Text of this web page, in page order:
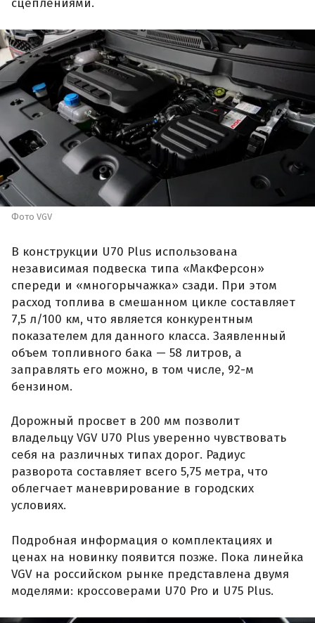
сцеплениями.
Фото VGV
В конструкции U70 Plus использована
независимая подвеска типа «МакФерсон»
спереди и «многорычажка» сзади. При этом
расход топлива в смешанном цикле составляет
7,5 л/100 км, что является конкурентным
показателем для данного класса. Заявленный
объем топливного бака — 58 литров, а
заправлять его можно, в том числе, 92-м
бензином.
Дорожный просвет в 200 мм позволит
владельцу VGV U70 Plus уверенно чувствовать
себя на различных типах дорог. Радиус
разворота составляет всего 5,75 метра, что
облегчает маневрирование в городских
условиях.
Подробная информация о комплектациях и
ценах на новинку появится позже. Пока линейка
VGV на российском рынке представлена двумя
моделями: кроссоверами U70 Pro и U75 Plus.